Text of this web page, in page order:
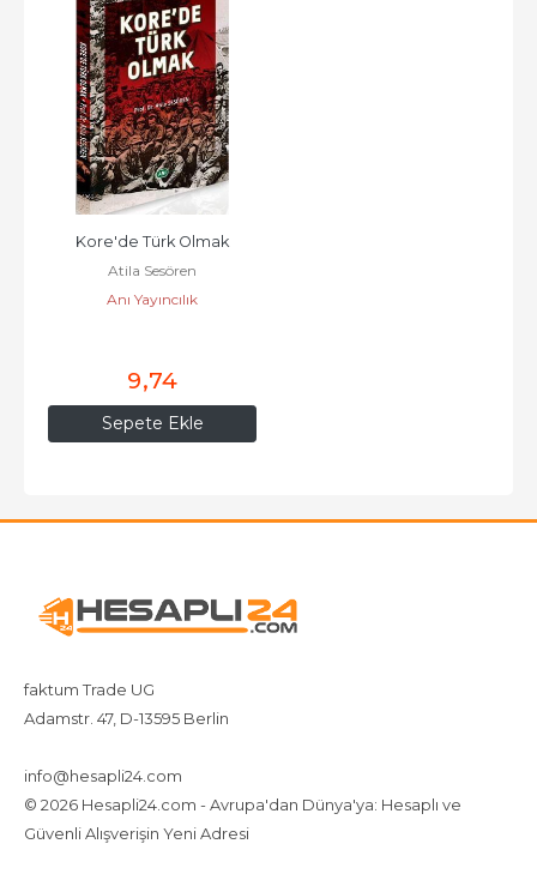
Sepete Ekle
Kore'de Türk Olmak
Atila Sesören
Anı Yayıncılık
9,74
faktum Trade UG
Adamstr. 47, D-13595 Berlin
info@hesapli24.com
© 2026 Hesapli24.com - Avrupa'dan Dünya'ya: Hesaplı ve
Güvenli Alışverişin Yeni Adresi